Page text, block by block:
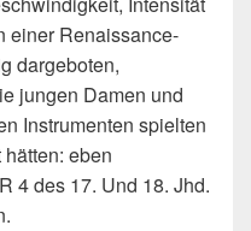
einer Renaissance-
dargeboten,
jungen Damen und
Instrumenten spielten
eben
4 des 17. Und 18. Jhd.